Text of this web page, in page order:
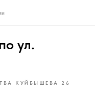
ул.
КУЙБЫШЕВА 26